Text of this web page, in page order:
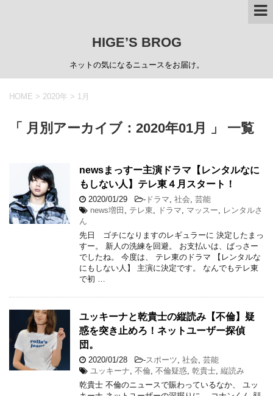
HIGE’S BROG
ネットの気になるニュースをお届け。
HOME > 2020年 > 1月
「 月別アーカイブ：2020年01月 」 一覧
newsまっすー主演ドラマ【レンタルなに
もしない人】テレ東４月スタート！
2020/01/29 - ドラマ 社会 芸能
news増田
テレ東 ドラマ マッスー
レンタルさ
ん
先日 ゴチになりますのレギュラーに 決定したまっ
すー。 新人の洗練を回避。 お支払いは、ばっさー
でしたね。 今度は、 テレ東のドラマ 【レンタルな
にもしない人】 主演に決定です。 なんでもテレ東
で初 …
ユッキーナと乾貴士の縦読み【不倫】疑
惑を突き止めろ！ネットユーザー探偵
団。
2020/01/28 -スポーツ 社会 芸能
ユッキーナ 不倫 不倫疑惑 乾貴士 縦読み
乾貴士 不倫のニュースで賑わっているなか、 ユッ